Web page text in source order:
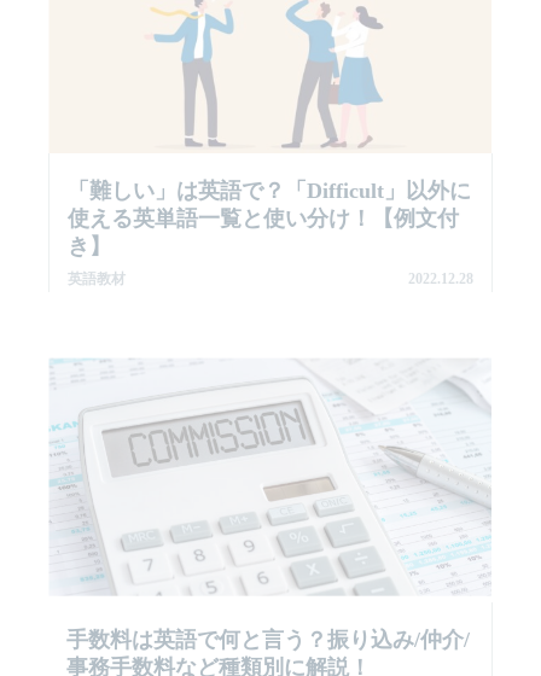
「難しい」は英語で？「difficult」以外に
使える英単語一覧と使い分け！【例文付
き】
英語教材 2022.12.28
手数料は英語で何と言う？振り込み/仲介/
事務手数料など種類別に解説！